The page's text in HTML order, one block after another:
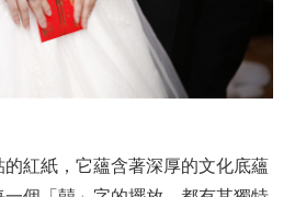
紅紙，它蘊含著深厚的文化底蘊